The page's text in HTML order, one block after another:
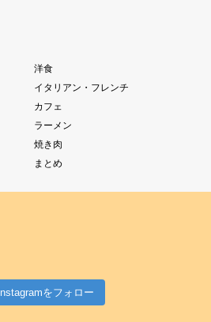
洋食
イタリアン・フレンチ
カフェ
ラーメン
焼き肉
まとめ
Instagramをフォロー